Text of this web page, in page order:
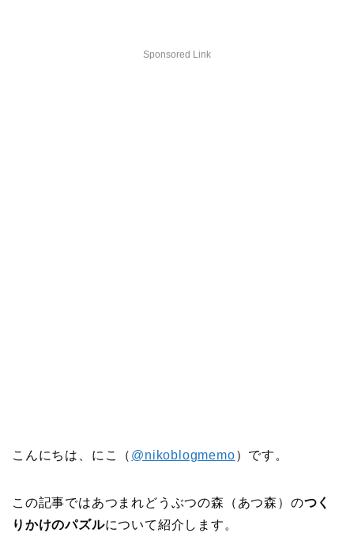
Sponsored Link
こんにちは、にこ（ @nikoblogmemo）です。
この記事ではあつまれどうぶつの森（あつ森）のつく
りかけのパズルについて紹介します。